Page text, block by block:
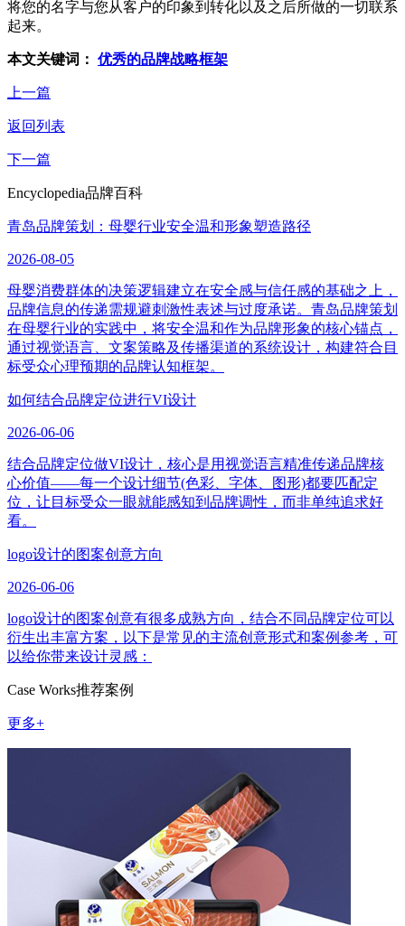
将您的名字与您从客户的印象到转化以及之后所做的一切联系
起来。
本文关键词： 优秀的品牌战略框架
上一篇
返回列表
下一篇
Encyclopedia品牌百科
青岛品牌策划：母婴行业安全温和形象塑造路径
2026-08-05
母婴消费群体的决策逻辑建立在安全感与信任感的基础之上，
品牌信息的传递需规避刺激性表述与过度承诺。青岛品牌策划
在母婴行业的实践中，将安全温和作为品牌形象的核心锚点，
通过视觉语言、文案策略及传播渠道的系统设计，构建符合目
标受众心理预期的品牌认知框架。
如何结合品牌定位进行VI设计
2026-06-06
结合品牌定位做VI设计，核心是用视觉语言精准传递品牌核
心价值——每一个设计细节(色彩、字体、图形)都要匹配定
位，让目标受众一眼就能感知到品牌调性，而非单纯追求好
看。
logo设计的图案创意方向
2026-06-06
logo设计的图案创意有很多成熟方向，结合不同品牌定位可以
衍生出丰富方案，以下是常见的主流创意形式和案例参考，可
以给你带来设计灵感：
Case Works推荐案例
更多+